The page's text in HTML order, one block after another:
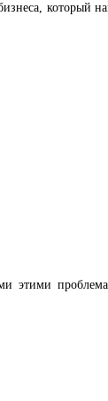
который
этими